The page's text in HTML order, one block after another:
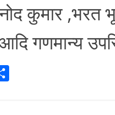
कुमार ,भरत
गणमान्य